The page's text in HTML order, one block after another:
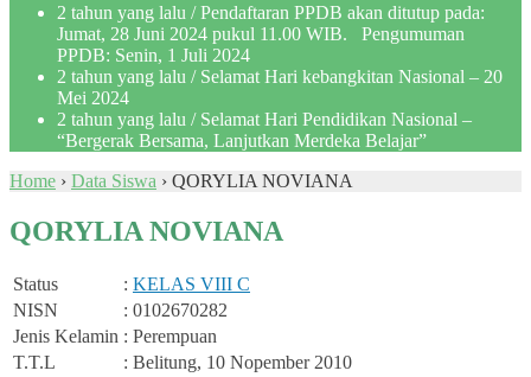
2 tahun yang lalu / Pendaftaran PPDB akan ditutup pada:
Jumat, 28 Juni 2024 pukul 11.00 WIB. Pengumuman
PPDB: Senin, 1 Juli 2024
2 tahun yang lalu / Selamat Hari kebangkitan Nasional – 20
Mei 2024
2 tahun yang lalu / Selamat Hari Pendidikan Nasional –
“Bergerak Bersama, Lanjutkan Merdeka Belajar”
Home › Data Siswa › QORYLIA NOVIANA
QORYLIA NOVIANA
Status : KELAS VIII C
NISN
: 0102670282
Jenis Kelamin : Perempuan
T.T.L
: Belitung, 10 Nopember 2010